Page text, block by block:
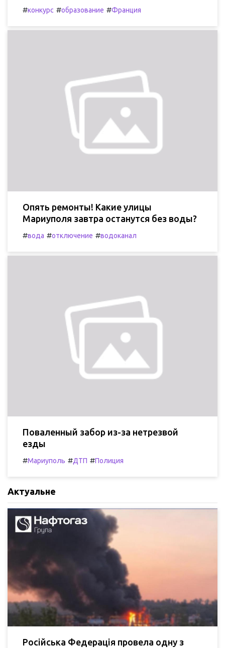
#конкурс #образование #Франция
Опять ремонты! Какие улицы
Мариуполя завтра останутся без воды?
#вода #отключение #водоканал
Поваленный забор из-за нетрезвой
езды
#Мариуполь #ДТП #Полиция
Актуальне
Російська Федерація провела одну з